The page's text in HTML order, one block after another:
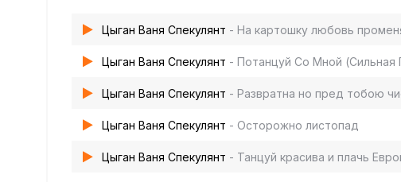
Цыган Ваня Спекулянт - На картошку любовь
Цыган Ваня Спекулянт - Потанцуй Со Мной (Сильная
Цыган Ваня Спекулянт - Развратна но пред тобою
Цыган Ваня Спекулянт - Осторожно листопад
Цыган Ваня Спекулянт - Танцуй красива и плачь